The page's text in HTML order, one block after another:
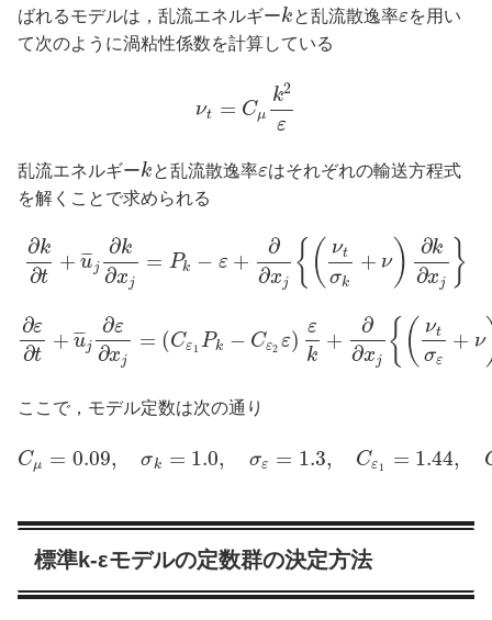
ばれるモデルは，乱流エネルギーkと乱流散逸率εを用い
て次のように渦粘性係数を計算している
νt = Cμ
k2
ε
乱流エネルギーkと乱流散逸率εはそれぞれの輸送方程式
を解くことで求められる
∂k
∂t
+ u
¯¯
¯
j
∂k
∂xj
= Pk − ε +
∂
∂xj { ( νt
σk
+ ν) ∂k
∂xj }
∂ε
∂t
+ u
¯¯
¯
j
∂ε
∂xj
= (Cε1 Pk − Cε2 ε)
ε
k
+
∂
∂xj { ( νt
σε
+ ν
ここで，モデル定数は次の通り
Cμ = 0.09, σk = 1.0, σε = 1.3, Cε1 = 1.44,
標準k-εモデルの定数群の決定方法